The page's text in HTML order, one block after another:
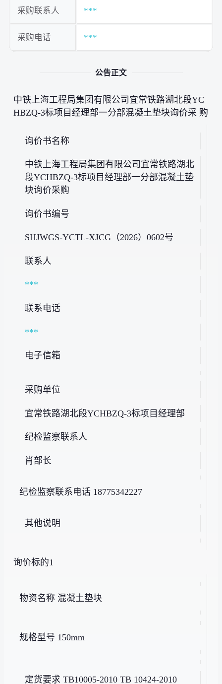
采购联系人 ***
采购电话 ***
公告正文
中铁上海工程局集团有限公司宜常铁路湖北段YC
HBZQ-3标项目经理部一分部混凝土垫块询价采 购
询价书名称
中铁上海工程局集团有限公司宜常铁路湖北
段YCHBZQ-3标项目经理部一分部混凝土垫
块询价采购
询价书编号
SHJWGS-YCTL-XJCG（2026）0602号
联系人
***
联系电话
***
电子信箱
采购单位
宜常铁路湖北段YCHBZQ-3标项目经理部
纪检监察联系人
肖部长
纪检监察联系电话 18775342227
其他说明
询价标的1
物资名称 混凝土垫块
规格型号 150mm
定货要求 TB10005-2010 TB 10424-2010